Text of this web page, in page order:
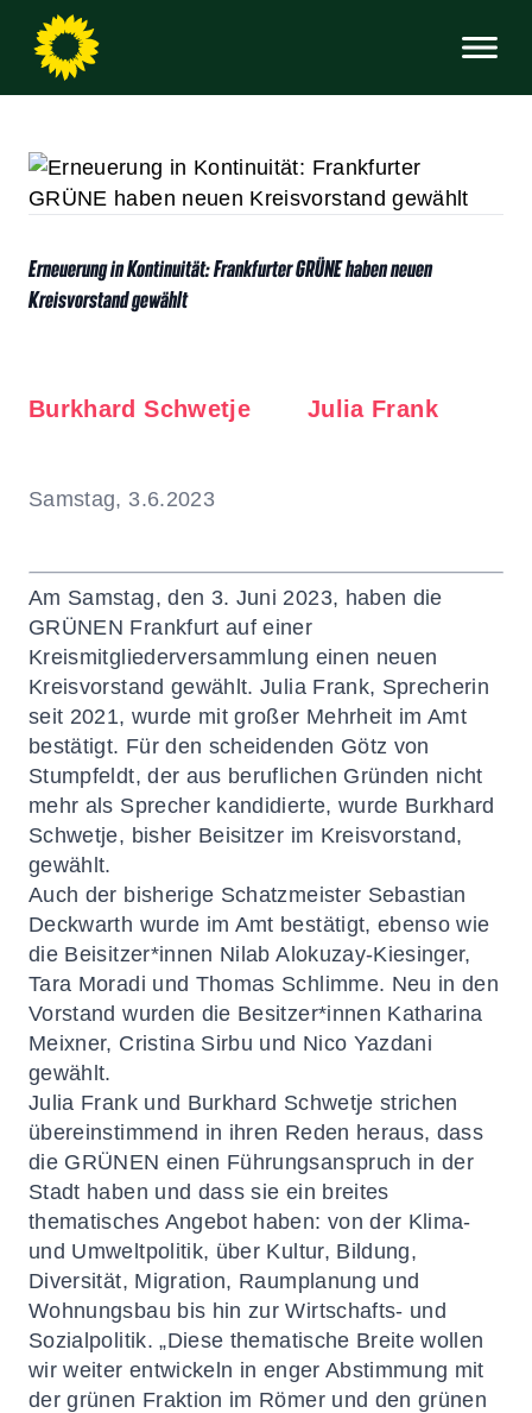
Erneuerung in Kontinuität: Frankfurter GRÜNE haben neuen
Kreisvorstand gewählt
Burkhard Schwetje Julia Frank
Samstag, 3.6.2023
Am Samstag, den 3. Juni 2023, haben die
GRÜNEN Frankfurt auf einer
Kreismitgliederversammlung einen neuen
Kreisvorstand gewählt. Julia Frank, Sprecherin
seit 2021, wurde mit großer Mehrheit im Amt
bestätigt. Für den scheidenden Götz von
Stumpfeldt, der aus beruflichen Gründen nicht
mehr als Sprecher kandidierte, wurde Burkhard
Schwetje, bisher Beisitzer im Kreisvorstand,
gewählt.
Auch der bisherige Schatzmeister Sebastian
Deckwarth wurde im Amt bestätigt, ebenso wie
die Beisitzer*innen Nilab Alokuzay-Kiesinger,
Tara Moradi und Thomas Schlimme. Neu in den
Vorstand wurden die Besitzer*innen Katharina
Meixner, Cristina Sirbu und Nico Yazdani
gewählt.
Julia Frank und Burkhard Schwetje strichen
übereinstimmend in ihren Reden heraus, dass
die GRÜNEN einen Führungsanspruch in der
Stadt haben und dass sie ein breites
thematisches Angebot haben: von der Klima-
und Umweltpolitik, über Kultur, Bildung,
Diversität, Migration, Raumplanung und
Wohnungsbau bis hin zur Wirtschafts- und
Sozialpolitik. „Diese thematische Breite wollen
wir weiter entwickeln in enger Abstimmung mit
der grünen Fraktion im Römer und den grünen